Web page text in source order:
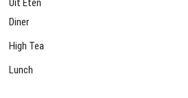
Uit Eten
Diner
High Tea
Lunch